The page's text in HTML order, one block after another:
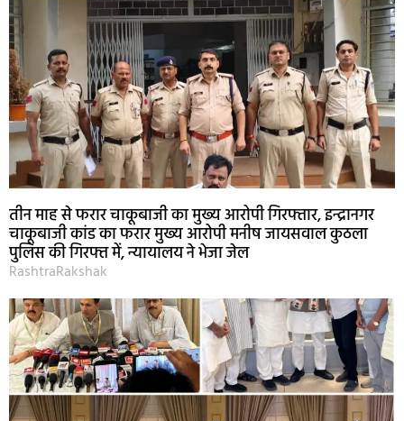
तीन माह से फरार चाकूबाजी का मुख्य आरोपी गिरफ्तार, इन्द्रानगर
चाकूबाजी कांड का फरार मुख्य आरोपी मनीष जायसवाल कुठला
पुलिस की गिरफ्त में, न्यायालय ने भेजा जेल
RashtraRakshak